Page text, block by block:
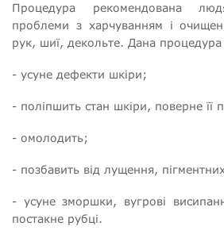
Процедура рекомендована
проблеми з харчуванням і
рук, шиї, декольте. Дана процедура
- усуне дефекти шкіри;
- поліпшить стан шкіри, поверне її
- омолодить;
- позбавить від лущення,
- усуне зморшки, вугрові
постакне рубці.